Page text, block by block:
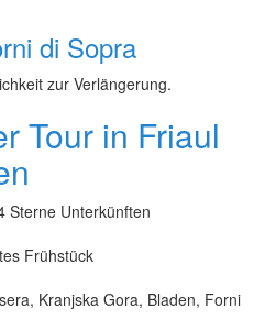
di Sopra
zur Verlängerung.
Tour in Friaul
Sterne Unterkünften
Frühstück
Kranjska Gora, Bladen, Forni